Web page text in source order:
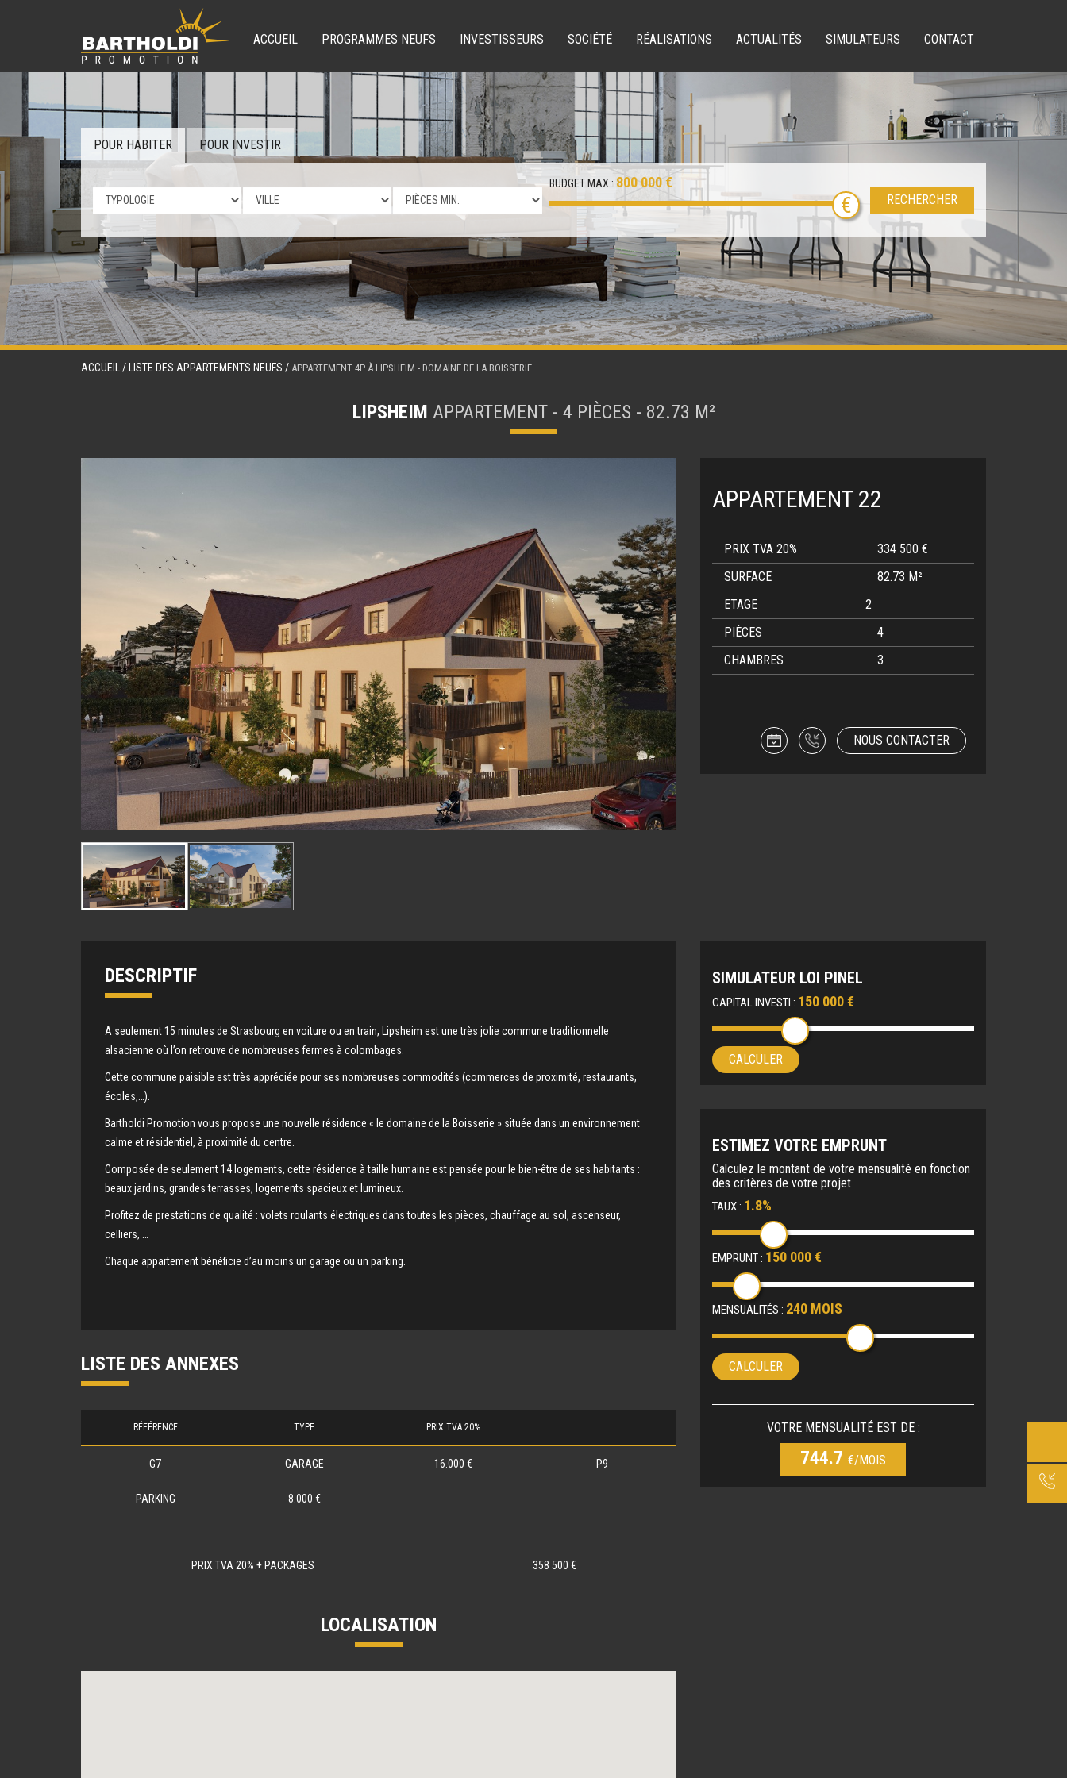
ACCUEIL PROGRAMMES NEUFS INVESTISSEURS SOCIÉTÉ RÉALISATIONS ACTUALITÉS SIMULATEURS CONTACT
POUR HABITER POUR INVESTIR
BUDGET MAX : 800 000 €
RECHERCHER
ACCUEIL / LISTE DES APPARTEMENTS NEUFS / APPARTEMENT 4P À LIPSHEIM - DOMAINE DE LA BOISSERIE
LIPSHEIM APPARTEMENT - 4 PIÈCES - 82.73 M²
APPARTEMENT 22
PRIX TVA 20%
334 500 €
SURFACE
82.73 M²
ETAGE
2
PIÈCES
4
CHAMBRES
3
NOUS CONTACTER
DESCRIPTIF
A seulement 15 minutes de Strasbourg en voiture ou en train, Lipsheim est une très jolie commune traditionnelle
alsacienne où l’on retrouve de nombreuses fermes à colombages.
Cette commune paisible est très appréciée pour ses nombreuses commodités (commerces de proximité, restaurants,
écoles,…).
Bartholdi Promotion vous propose une nouvelle résidence « le domaine de la Boisserie » située dans un environnement
calme et résidentiel, à proximité du centre.
Composée de seulement 14 logements, cette résidence à taille humaine est pensée pour le bien-être de ses habitants :
beaux jardins, grandes terrasses, logements spacieux et lumineux.
Profitez de prestations de qualité : volets roulants électriques dans toutes les pièces, chauffage au sol, ascenseur,
celliers, …
Chaque appartement bénéficie d’au moins un garage ou un parking.
LISTE DES ANNEXES
RÉFÉRENCE TYPE PRIX TVA 20%
G7 GARAGE 16.000 € P9
PARKING 8.000 €
PRIX TVA 20% + PACKAGES 358 500 €
LOCALISATION
SIMULATEUR LOI PINEL
CAPITAL INVESTI : 150 000 €
CALCULER
ESTIMEZ VOTRE EMPRUNT
Calculez le montant de votre mensualité en fonction
des critères de votre projet
TAUX : 1.8%
EMPRUNT : 150 000 €
MENSUALITÉS : 240 MOIS
CALCULER
VOTRE MENSUALITÉ EST DE :
744.7 €/MOIS